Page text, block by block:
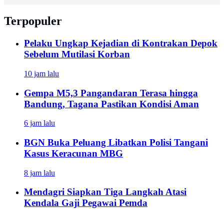
Terpopuler
Pelaku Ungkap Kejadian di Kontrakan Depok
Sebelum Mutilasi Korban
10 jam lalu
Gempa M5,3 Pangandaran Terasa hingga
Bandung, Tagana Pastikan Kondisi Aman
6 jam lalu
BGN Buka Peluang Libatkan Polisi Tangani
Kasus Keracunan MBG
8 jam lalu
Mendagri Siapkan Tiga Langkah Atasi
Kendala Gaji Pegawai Pemda